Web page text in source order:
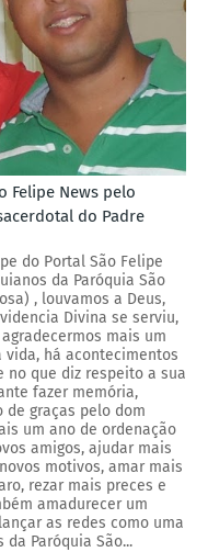
Felipe News pelo
do Padre
do Portal São Felipe
da Paróquia São
, louvamos a Deus,
Divina se serviu,
mais um
vida, há acontecimentos
no que diz respeito a sua
fazer memória,
graças pelo dom
um ano de ordenação
amigos, ajudar mais
motivos, amar mais
rezar mais preces e
amadurecer um
as redes como uma
Paróquia São...